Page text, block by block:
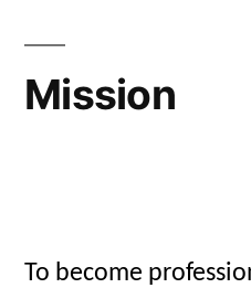
Mission
To become